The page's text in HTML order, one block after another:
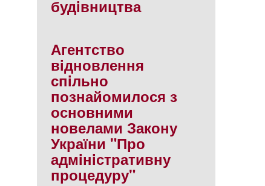
будiвництва
Агентство
вiдновлення
спiльно
познайомилося з
основними
новелами Закону
України "Про
адмiнiстративну
процедуру"